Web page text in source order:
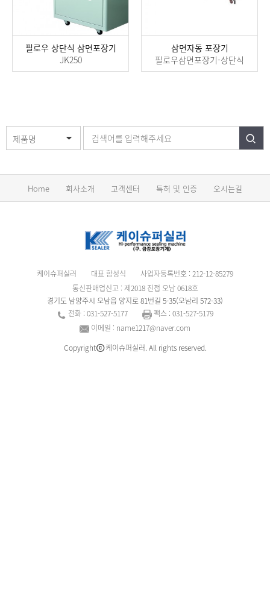
필로우 상단식 삼면포장기
JK250
삼면자동 포장기
필로우삼면포장기-상단식
제품명
Home 회사소개 고객센터 특허 및 인증 오시는길
케이슈퍼실러 대표 함성식
사업자등록번호 : 212-12-85279
통신판매업신고 : 제2018 진접 오남 0618호
경기도 남양주시 오남읍 양지로 81번길 5-35(오남리 572-33)
전화 : 031-527-5177
팩스 : 031-527-5179
이메일 : name1217@naver.com
Copyright
케이슈퍼실러. All rights reserved.